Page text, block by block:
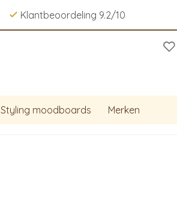
Klantbeoordeling 9.2/10
Styling moodboards Merken